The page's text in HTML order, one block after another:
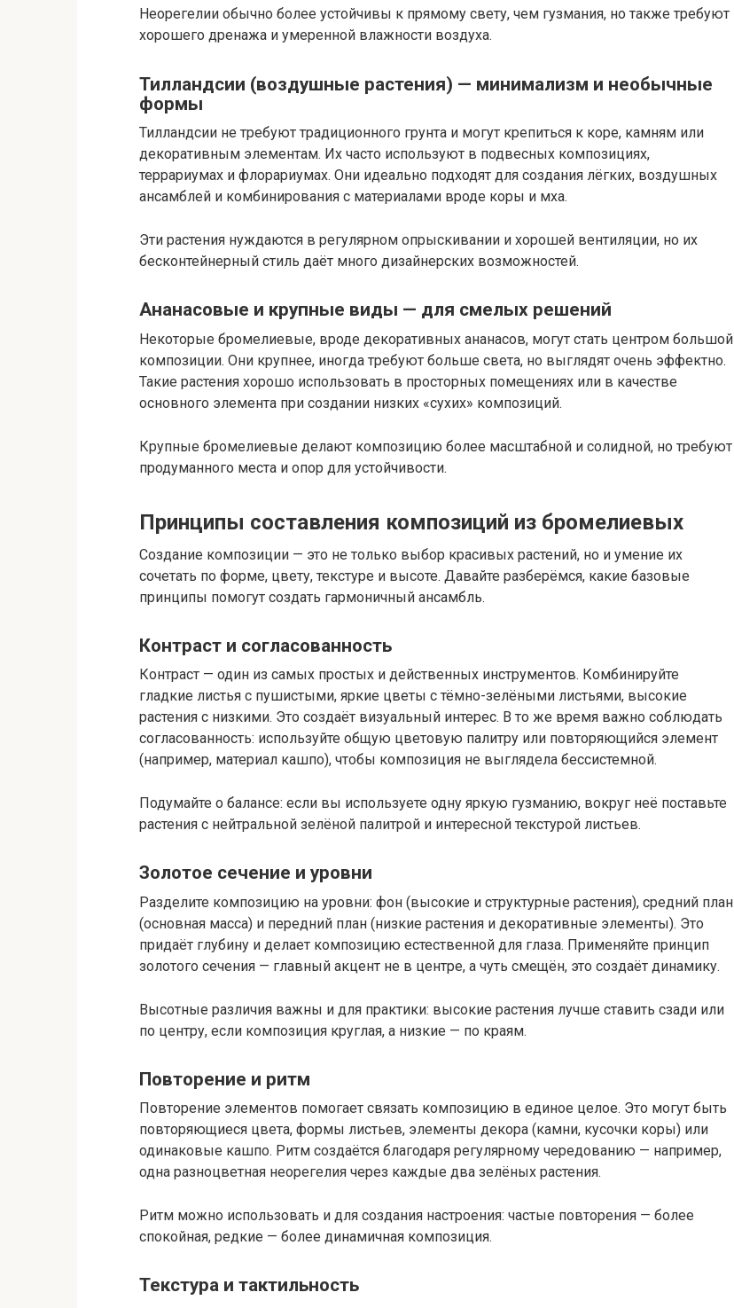
Неорегелии обычно более устойчивы к прямому свету, чем гузмания, но также требуют
хорошего дренажа и умеренной влажности воздуха.
Тилландсии (воздушные растения) — минимализм и необычные
формы
Тилландсии не требуют традиционного грунта и могут крепиться к коре, камням или
декоративным элементам. Их часто используют в подвесных композициях,
террариумах и флорариумах. Они идеально подходят для создания лёгких, воздушных
ансамблей и комбинирования с материалами вроде коры и мха.
Эти растения нуждаются в регулярном опрыскивании и хорошей вентиляции, но их
бесконтейнерный стиль даёт много дизайнерских возможностей.
Ананасовые и крупные виды — для смелых решений
Некоторые бромелиевые, вроде декоративных ананасов, могут стать центром большой
композиции. Они крупнее, иногда требуют больше света, но выглядят очень эффектно.
Такие растения хорошо использовать в просторных помещениях или в качестве
основного элемента при создании низких «сухих» композиций.
Крупные бромелиевые делают композицию более масштабной и солидной, но требуют
продуманного места и опор для устойчивости.
Принципы составления композиций из бромелиевых
Создание композиции — это не только выбор красивых растений, но и умение их
сочетать по форме, цвету, текстуре и высоте. Давайте разберёмся, какие базовые
принципы помогут создать гармоничный ансамбль.
Контраст и согласованность
Контраст — один из самых простых и действенных инструментов. Комбинируйте
гладкие листья с пушистыми, яркие цветы с тёмно-зелёными листьями, высокие
растения с низкими. Это создаёт визуальный интерес. В то же время важно соблюдать
согласованность: используйте общую цветовую палитру или повторяющийся элемент
(например, материал кашпо), чтобы композиция не выглядела бессистемной.
Подумайте о балансе: если вы используете одну яркую гузманию, вокруг неё поставьте
растения с нейтральной зелёной палитрой и интересной текстурой листьев.
Золотое сечение и уровни
Разделите композицию на уровни: фон (высокие и структурные растения), средний план
(основная масса) и передний план (низкие растения и декоративные элементы). Это
придаёт глубину и делает композицию естественной для глаза. Применяйте принцип
золотого сечения — главный акцент не в центре, а чуть смещён, это создаёт динамику.
Высотные различия важны и для практики: высокие растения лучше ставить сзади или
по центру, если композиция круглая, а низкие — по краям.
Повторение и ритм
Повторение элементов помогает связать композицию в единое целое. Это могут быть
повторяющиеся цвета, формы листьев, элементы декора (камни, кусочки коры) или
одинаковые кашпо. Ритм создаётся благодаря регулярному чередованию — например,
одна разноцветная неорегелия через каждые два зелёных растения.
Ритм можно использовать и для создания настроения: частые повторения — более
спокойная, редкие — более динамичная композиция.
Текстура и тактильность